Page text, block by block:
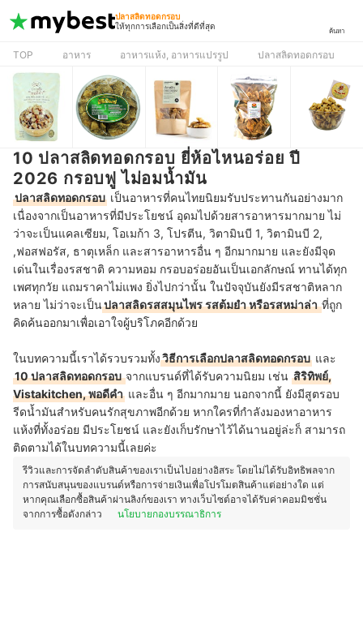
ปลาสลิดทอดกรอบ
ให้ทุกการเลือกเป็นสิ่งที่ดีที่สุด
ค้นหา
TOP อาหาร อาหารแห้ง, อาหารแปรรูป ปลาสลิดทอดกรอบ
10 ปลาสลิดทอดกรอบ ยี่ห้อไหนอร่อย ปี
2026 กรอบฟู ไม่อมน้ำมัน
ปลาสลิดทอดกรอบ เป็นอาหารที่คนไทยนิยมรับประทานกันอย่างมาก
เนื่องจากเป็นอาหารที่มีประโยชน์ อุดมไปด้วยสารอาหารมากมาย ไม่
ว่าจะเป็นแคลเซียม, โอเมก้า 3, โปรตีน, วิตามินบี 1, วิตามินบี 2,
,ฟอสฟอรัส, ธาตุเหล็ก และสารอาหารอื่น ๆ อีกมากมาย และยังมีจุด
เด่นในเรื่องรสชาติ ความหอม กรอบอร่อยอันเป็นเอกลักษณ์ ทานได้ทุก
เพศทุกวัย แถมราคาไม่แพง ยิ่งไปกว่านั้น ในปัจจุบันยังมีรสชาติหลาก
หลาย ไม่ว่าจะเป็นปลาสลิดรสสมุนไพร รสต้มยำ หรือรสหม่าล่าที่ถูก
คิดค้นออกมาเพื่อเอาใจผู้บริโภคอีกด้วย
ในบทความนี้เราได้รวบรวมทั้งวิธีการเลือกปลาสลิดทอดกรอบ และ
10 ปลาสลิดทอดกรอบจากแบรนด์ที่ได้รับความนิยม เช่น สิริทิพย์,
Vistakitchen, พอดีคำ และอื่น ๆ อีกมากมาย นอกจากนี้ ยังมีสูตรอบ
รีดน้ำมันสำหรับคนรักสุขภาพอีกด้วย หากใครที่กำลังมองหาอาหาร
แห้งที่ทั้งอร่อย มีประโยชน์ และยังเก็บรักษาไว้ได้นานอยู่ล่ะก็ สามารถ
ติดตามได้ในบทความนี้เลยค่ะ
รีวิวและการจัดลำดับสินค้าของเราเป็นไปอย่างอิสระ โดยไม่ได้รับอิทธิพลจาก
การสนับสนุนของแบรนด์หรือการจ่ายเงินเพื่อโปรโมตสินค้าแต่อย่างใด แต่
หากคุณเลือกซื้อสินค้าผ่านลิงก์ของเรา ทางเว็บไซต์อาจได้รับค่าคอมมิชชั่น
จากการซื้อดังกล่าว
นโยบายกองบรรณาธิการ